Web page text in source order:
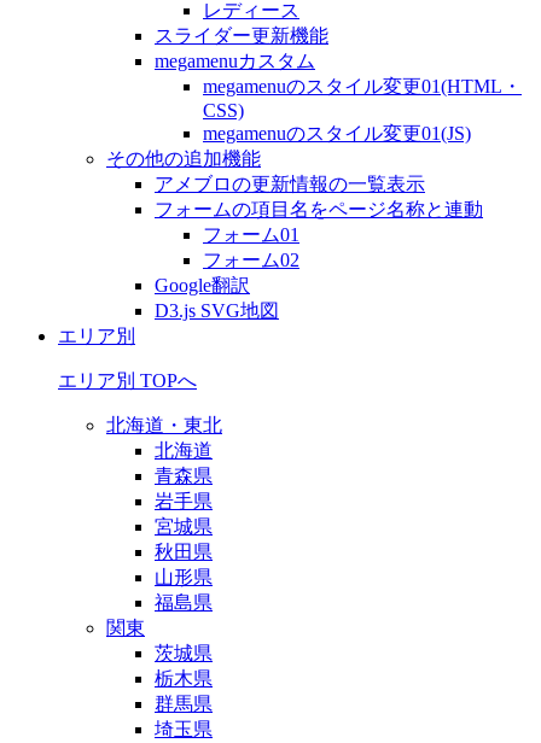
レディース
スライダー更新機能
megamenuカスタム
megamenuのスタイル変更01(HTML・
CSS)
megamenuのスタイル変更01(JS)
その他の追加機能
アメブロの更新情報の一覧表示
フォームの項目名をページ名称と連動
フォーム01
フォーム02
Google翻訳
D3.js SVG地図
エリア別
エリア別 TOPへ
北海道・東北
北海道
青森県
岩手県
宮城県
秋田県
山形県
福島県
関東
茨城県
栃木県
群馬県
埼玉県